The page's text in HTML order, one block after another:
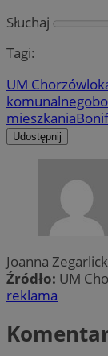
Słuchaj
Tagi:
UM Chorzów
komunalnego
mieszkania
Udostępnij
Joanna
Źródło: UM
reklama